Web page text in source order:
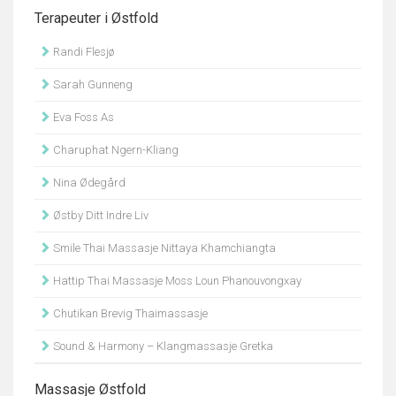
Terapeuter i Østfold
Randi Flesjø
Sarah Gunneng
Eva Foss As
Charuphat Ngern-Kliang
Nina Ødegård
Østby Ditt Indre Liv
Smile Thai Massasje Nittaya Khamchiangta
Hattip Thai Massasje Moss Loun Phanouvongxay
Chutikan Brevig Thaimassasje
Sound & Harmony – Klangmassasje Gretka
Massasje Østfold